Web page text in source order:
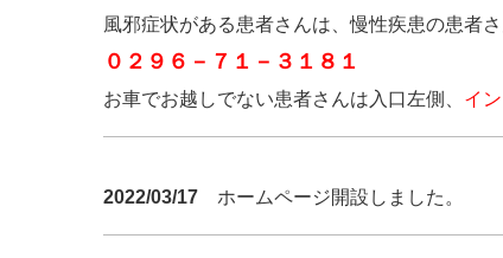
風邪症状がある患者さんは、慢性疾患の患者
０２９６－７１－３１８１
お車でお越しでない患者さんは入口左側、 イ
2022/03/17 ホームページ開設しました。